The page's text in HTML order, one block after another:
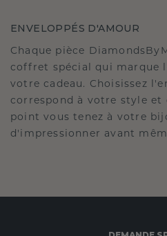
ENVELOPPÉS D'AMOUR
Chaque pièce
coffret spécial qui marque
votre cadeau. Choisissez
correspond à votre style et
point vous tenez à votre
d'impressionner avant